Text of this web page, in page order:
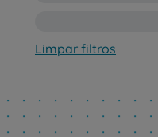
Limpar filtros